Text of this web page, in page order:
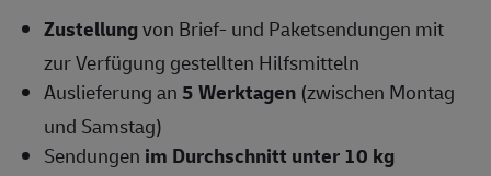
Zustellungvon Brief- und Paketsendungen mit
zur Verfügung gestellten Hilfsmitteln
Auslieferung an5 Werktagen (zwischen Montag
und Samstag)
Sendungen im Durchschnitt unter 10 kg